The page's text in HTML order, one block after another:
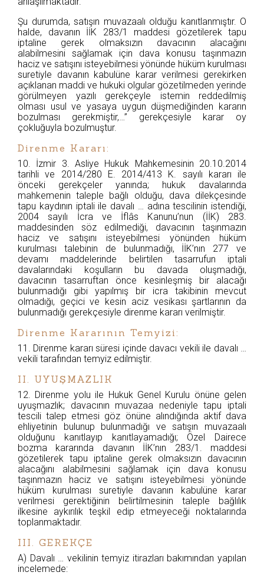
Şu durumda, satışın muvazaalı olduğu kanıtlanmıştır. O
halde, davanın İİK 283/1 maddesi gözetilerek tapu
iptaline gerek olmaksızın davacının alacağını
alabilmesini sağlamak için dava konusu taşınmazın
haciz ve satışını isteyebilmesi yönünde hüküm kurulması
suretiyle davanın kabulüne karar verilmesi gerekirken
açıklanan maddi ve hukuki olgular gözetilmeden yerinde
görülmeyen yazılı gerekçeyle istemin reddedilmiş
olması usul ve yasaya uygun düşmediğinden kararın
bozulması gerekmiştir,…” gerekçesiyle karar oy
çokluğuyla bozulmuştur.
Direnme Kararı:
10. İzmir 3. Asliye Hukuk Mahkemesinin 20.10.2014
tarihli ve 2014/280 E. 2014/413 K. sayılı kararı ile
önceki gerekçeler yanında; hukuk davalarında
mahkemenin taleple bağlı olduğu, dava dilekçesinde
tapu kaydının iptali ile davalı … adına tescilinin istendiği,
2004 sayılı İcra ve İflâs Kanunu’nun (İİK) 283.
maddesinden söz edilmediği, davacının taşınmazın
haciz ve satışını isteyebilmesi yönünden hüküm
kurulması talebinin de bulunmadığı, İİK’nın 277 ve
devamı maddelerinde belirtilen tasarrufun iptali
davalarındaki koşulların bu davada oluşmadığı,
davacının tasarruftan önce kesinleşmiş bir alacağı
bulunmadığı gibi yapılmış bir icra takibinin mevcut
olmadığı, geçici ve kesin aciz vesikası şartlarının da
bulunmadığı gerekçesiyle direnme kararı verilmiştir.
Direnme Kararının Temyizi:
11. Direnme kararı süresi içinde davacı vekili ile davalı …
vekili tarafından temyiz edilmiştir.
II. UYUŞMAZLIK
12. Direnme yolu ile Hukuk Genel Kurulu önüne gelen
uyuşmazlık; davacının muvazaa nedeniyle tapu iptali
tescili talep etmesi göz önüne alındığında aktif dava
ehliyetinin bulunup bulunmadığı ve satışın muvazaalı
olduğunu kanıtlayıp kanıtlayamadığı; Özel Dairece
bozma kararında davanın İİK’nın 283/1. maddesi
gözetilerek tapu iptaline gerek olmaksızın davacının
alacağını alabilmesini sağlamak için dava konusu
taşınmazın haciz ve satışını isteyebilmesi yönünde
hüküm kurulması suretiyle davanın kabulüne karar
verilmesi gerektiğinin belirtilmesinin taleple bağlılık
ilkesine aykırılık teşkil edip etmeyeceği noktalarında
toplanmaktadır.
III. GEREKÇE
A) Davalı … vekilinin temyiz itirazları bakımından yapılan
incelemede: